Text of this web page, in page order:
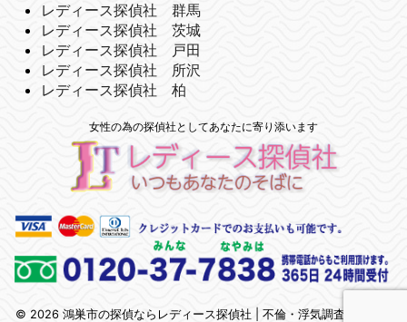
レディース探偵社 群馬
レディース探偵社 茨城
レディース探偵社 戸田
レディース探偵社 所沢
レディース探偵社 柏
女性の為の探偵社としてあなたに寄り添います
© 2026 鴻巣市の探偵ならレディース探偵社 | 不倫・浮気調査 | 埼玉県